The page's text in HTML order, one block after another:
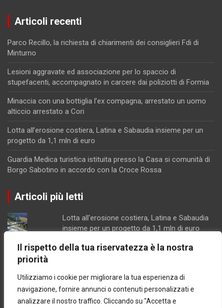
Il rispetto della tua riservatezza è la nostra
priorità
Utilizziamo i cookie per migliorare la tua esperienza di
navigazione, fornire annunci o contenuti personalizzati e
analizzare il nostro traffico. Cliccando su "Accetta e
Articoli recenti
Parco Recillo, la richiesta di chiarimenti dei consiglieri Fdi di
Minturno
Lesioni aggravate ed associazione per lo spaccio di
stupefacenti, accompagnato in carcere dai poliziotti di Formia
Minaccia con una bottiglia l’ex compagna, arrestato un uomo
alticcio arrestato a Cori
Lotta all’erosione costiera, Latina e Sabaudia insieme per un
progetto da 1,1 mln di euro
Guardia Medica turistica istituita presso la Casa si comunità di
Borgo Sabotino in accordo con la Croce Rossa
Articoli più letti
Lotta all'erosione costiera, Latina e Sabaudia
insieme per un progetto da 1,1 mln di euro
Schiuma e acqua giallastra lungo le coste del
Lazio: Arpa esclude contaminazioni batteriche
consiglieri Fdi di Minturno
Latina / Piano del fabbisogno del personale,
ok dalla Giunta: in arrivo 30 nuove assunzioni e